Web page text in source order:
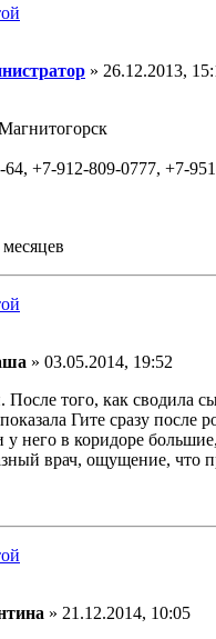
» 26.12.2013,
+7-912-809-0777, +7-
» 03.05.2014, 19:52
После того, как сводила
Гите сразу
у него в коридоре
врач, ощущение, что
» 21.12.2014, 10:05